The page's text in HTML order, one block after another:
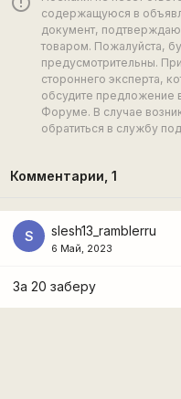
содержащуюся в
документ,
товаром. Пожалуйста,
предусмотрительны.
стороннего эксперта,
обсудите предложение
Форуме. В случае
обратиться в службу
Комментарии, 1
S slesh13_ramblerru
6 Май, 2023
За 20 заберу